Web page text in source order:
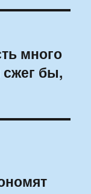
много
сжег бы,